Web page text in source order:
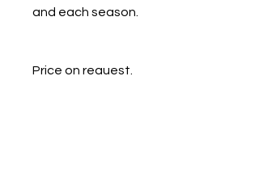
and each season.
Price on request.